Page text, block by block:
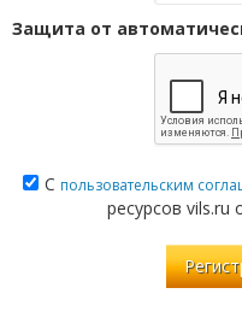
Защита от
С пользовательским
ресурсов vils.ru